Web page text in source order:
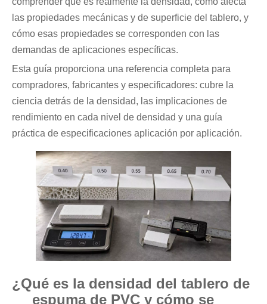
las propiedades mecánicas y de superficie del tablero, y
cómo esas propiedades se corresponden con las
demandas de aplicaciones específicas.
Esta guía proporciona una referencia completa para
compradores, fabricantes y especificadores: cubre la
ciencia detrás de la densidad, las implicaciones de
rendimiento en cada nivel de densidad y una guía
práctica de especificaciones aplicación por aplicación.
¿Qué es la densidad del tablero de
espuma de PVC y cómo se